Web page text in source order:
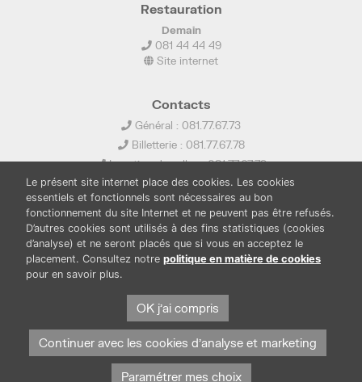
Restauration
Demain
081 44 44 49
Site internet
Contacts
Général : 081.77.67.73
Billetterie : 081.77.67.78
Location de salles : 081.77.67.79
info@ledelta.be
BOUTIQUE
Le présent site internet place des cookies. Les cookies
essentiels et fonctionnels sont nécessaires au bon
fonctionnement du site Internet et ne peuvent pas être refusés.
D’autres cookies sont utilisés à des fins statistiques (cookies
d’analyse) et ne seront placés que si vous en acceptez le
placement. Consultez notre politique en matière de cookies
pour en savoir plus.
OK j'ai compris
Continuer avec les cookies d'analyse et marketing
Paramétrer mes choix